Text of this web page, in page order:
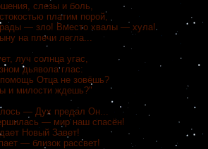
слезы и боль,
платим порой,
— зло! Вместо хвалы — хула!
на плечи легла...
луч солнца угас,
дьявола глас:
Отца не зовёшь?
и милости ждешь?"
— Дух предал Он...
— мир наш спасён!
Новый Завет!
— близок рассвет!